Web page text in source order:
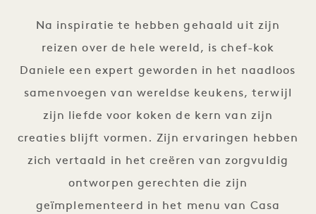
Na inspiratie te hebben gehaald uit zijn
reizen over de hele wereld, is chef-kok
Daniele een expert geworden in het naadloos
samenvoegen van wereldse keukens, terwijl
zijn liefde voor koken de kern van zijn
creaties blijft vormen. Zijn ervaringen hebben
zich vertaald in het creëren van zorgvuldig
ontworpen gerechten die zijn
geïmplementeerd in het menu van Casa